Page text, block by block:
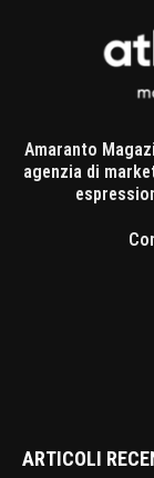
Amaranto
agenzia di
ARTICOLI